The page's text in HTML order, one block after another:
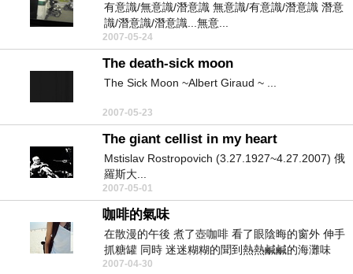
有意識/無意識/潛意識 無意識/有意識/潛意識 潛意
識/潛意識/潛意識...無意...
2007-05-24
The death-sick moon
The Sick Moon ~Albert Giraud ~ ...
2007-05-23
The giant cellist in my heart
Mstislav Rostropovich (3.27.1927~4.27.2007) 俄
羅斯大...
2007-05-01
咖啡的氣味
在散漫的午後 煮了壺咖啡 看了眼陰晦的窗外 伸手
抓糖罐 同時 迷迷糊糊的聞到熱熱鹹鹹的海灘味
道...
2007-04-30